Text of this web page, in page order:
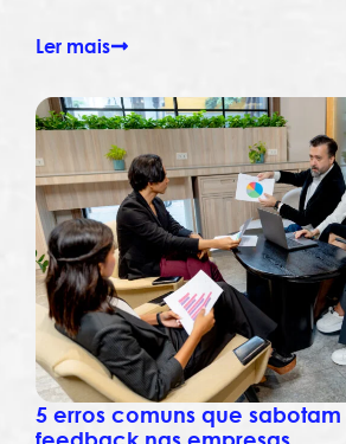
Ler mais
5 erros comuns que